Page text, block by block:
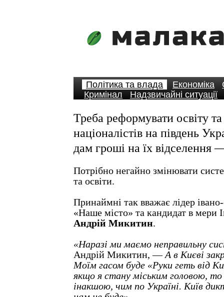
Політика та влада Економіка
Кримінал
Надзвичайні ситуації
Треба реформувати освіту та
націоналістів на південь
дам гроші на їх
Потрібно негайно змінювати
та освіти.
Принаймні так вважає лідер
«Наше місто» та кандидат в мери
Андрій Микитин.
«Наразі ми маємо неправильну
Андрій Микитин, —А в Києві
Моїм гасом буде «Руки геть від
якщо я стану міським головою,
інакшою, чим по Україні. Київ